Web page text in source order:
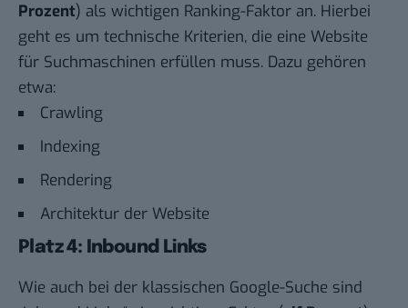
Prozent) als wichtigen Ranking-Faktor an. Hierbei
geht es um technische Kriterien, die eine Website
für Suchmaschinen erfüllen muss. Dazu gehören
etwa:
Crawling
Indexing
Rendering
Architektur der Website
Platz 4: Inbound Links
Wie auch bei der klassischen Google-Suche sind